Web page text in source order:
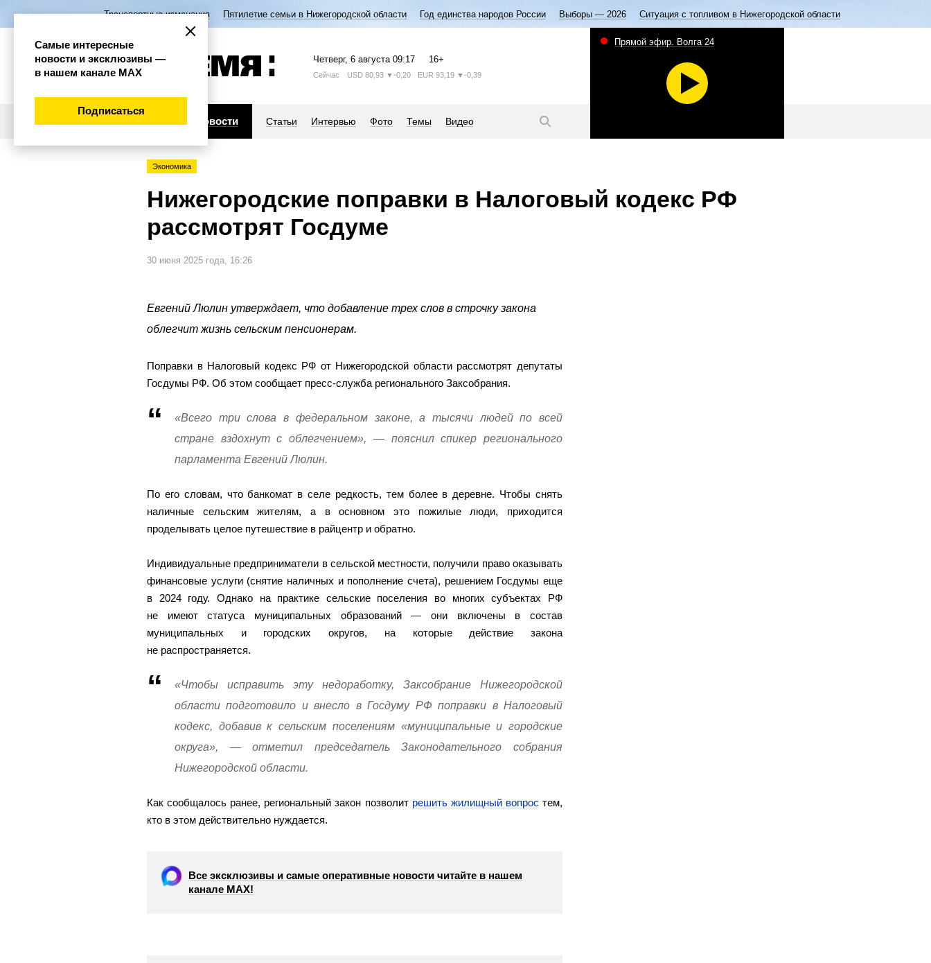
Транспортные изменения Пятилетие семьи в Нижегородской области Год единства народов России Выборы — 2026 Ситуация с топливом в Нижегородской области
Четверг, 6 августа 09:17 16+
Сейчас USD 80,93 ▼-0,20 EUR 93,19 ▼-0,39
Новости Статьи Интервью Фото Темы Видео
Прямой эфир. Волга 24
Экономика
Нижегородские поправки в Налоговый кодекс РФ
рассмотрят Госдуме
30 июня 2025 года, 16:26
Евгений Люлин утверждает, что добавление трех слов в строчку закона
облегчит жизнь сельским пенсионерам.
Поправки в Налоговый кодекс РФ от Нижегородской области рассмотрят депутаты
Госдумы РФ. Об этом сообщает пресс-служба регионального Заксобрания.
«Всего три слова в федеральном законе, а тысячи людей по всей
стране вздохнут с облегчением», — пояснил спикер регионального
парламента Евгений Люлин.
По его словам, что банкомат в селе редкость, тем более в деревне. Чтобы снять
наличные сельским жителям, а в основном это пожилые люди, приходится
проделывать целое путешествие в райцентр и обратно.
Индивидуальные предприниматели в сельской местности, получили право оказывать
финансовые услуги (снятие наличных и пополнение счета), решением Госдумы еще
в 2024 году. Однако на практике сельские поселения во многих субъектах РФ
не имеют статуса муниципальных образований — они включены в состав
муниципальных и городских округов, на которые действие закона
не распространяется.
«Чтобы исправить эту недоработку, Заксобрание Нижегородской
области подготовило и внесло в Госдуму РФ поправки в Налоговый
кодекс, добавив к сельским поселениям «муниципальные и городские
округа», — отметил председатель Законодательного собрания
Нижегородской области.
Как сообщалось ранее, региональный закон позволит решить жилищный вопрос тем,
кто в этом действительно нуждается.
Все эксклюзивы и самые оперативные новости читайте в нашем
канале МАХ!
Самые интересные
новости и эксклюзивы —
в нашем канале МАХ
Подписаться